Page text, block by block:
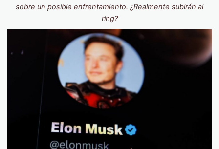
sobre un posible enfrentamiento. ¿Realmente subirán al
ring?